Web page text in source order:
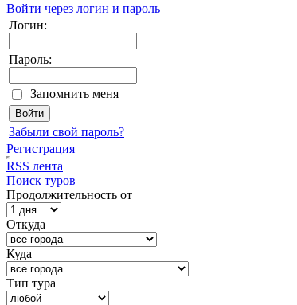
Войти через логин и пароль
Логин:
Пароль:
Запомнить меня
Забыли свой пароль?
Регистрация
RSS лента
Поиск туров
Продолжительность от
Откуда
Куда
Тип тура